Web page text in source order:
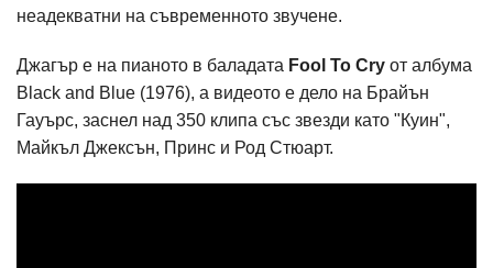
неадекватни на съвременното звучене.
Джагър е на пианото в баладата Fool To Cry от албума
Black and Blue (1976), а видеото е дело на Брайън
Гауърс, заснел над 350 клипа със звезди като "Куин",
Майкъл Джексън, Принс и Род Стюарт.